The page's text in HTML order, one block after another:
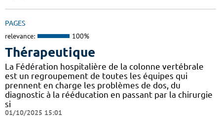
PAGES
relevance: 100%
Thérapeutique
La Fédération hospitalière de la colonne vertébrale
est un regroupement de toutes les équipes qui
prennent en charge les problèmes de dos, du
diagnostic à la rééducation en passant par la chirurgie
si
01/10/2025 15:01